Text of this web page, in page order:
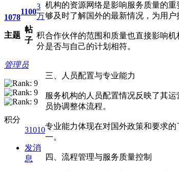
1078
主题
1100
帖
子
3
万
积
分
管理员
积分
31010
发消
息
机构的资源网络是影响服务质量的
够及时了解国外的最新情况，为用户
合作伙伴的范围和质量也直接影响
是否与自己的计划相符。
三、人员配置与专业能力
服务机构的人员配置情况反映了其
员协调整体流程。
专业能力体现在对国外政策和要求
一。
四、流程管理与服务质量控制